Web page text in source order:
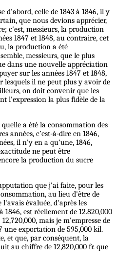
d'abord, celle de 1843 à 1846, il y
que nous devions apprécier,
c'est, messieurs, la production
1847 et 1848, au contraire, cet
la production a été
messieurs, que le plus
dans une nouvelle appréciation
sur les années 1847 et 1848,
lesquels il ne peut plus y avoir de
on doit convenir que les
l’expression la plus fidèle de la
quelle a été la consommation des
années, c’est-à-dire en 1846,
il n'y en a qu'une, 1846,
ne peut être
la production du sucre
que j'ai faite, pour les
au lieu d'être de
l'avais évaluée, d'après les
1846, est réellement de 12.820,000
mais je m'empresse de
une exportation de 595,000 kil.
et que, par conséquent, la
au chiffre de 12,820,000 fr. que